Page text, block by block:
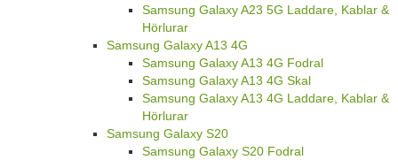
Samsung Galaxy A23 5G Laddare, Kablar &
Hörlurar
Samsung Galaxy A13 4G
Samsung Galaxy A13 4G Fodral
Samsung Galaxy A13 4G Skal
Samsung Galaxy A13 4G Laddare, Kablar &
Hörlurar
Samsung Galaxy S20
Samsung Galaxy S20 Fodral